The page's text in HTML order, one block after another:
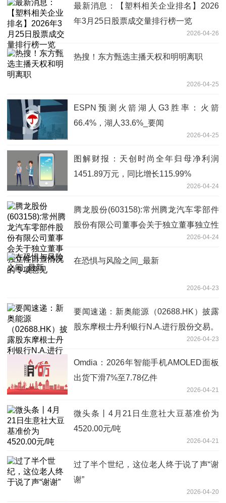
最新消息：【塑料相关企业排名】2026
年3月25日股票成交量排行榜一览
2026-04-26
热搜！东方甄选主播天权和明明离职
2026-04-25
ESPN预测火箭湖人G3胜率：火箭
66.4%，湖人33.6%_要闻
2026-04-25
图解财报：天创时尚全年归母净利润
1451.89万元，同比增长115.99%
2026-04-24
腾龙股份(603158):常州腾龙汽车零部件
股份有限公司董事会关于独立董事独立性
2026-04-24
在恐惧与风险之间_最新
2026-04-23
要闻速递：新奥能源（02688.HK）披露
股东摩根士丹利银行N.A.进行股份交易。
2026-04-23
Omdia：2026年智能手机AMOLED面板
出货下滑7%至7.78亿件
2026-04-21
微头条丨4月21日生意社大豆基准价为
4520.00元/吨
2026-04-21
过了半个世纪，这位老人终于说了声“谢
谢”
2026-04-20